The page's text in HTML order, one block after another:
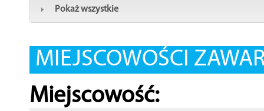
Pokaż wszystkie
MIEJSCOWOŚCI
Miejscowość: